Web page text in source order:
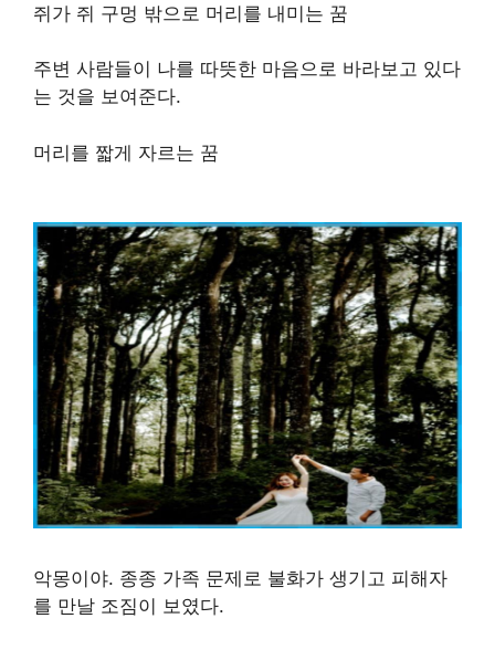
쥐가 쥐 구멍 밖으로 머리를 내미는 꿈
주변 사람들이 나를 따뜻한 마음으로 바라보고 있다
는 것을 보여준다.
머리를 짧게 자르는 꿈
악몽이야. 종종 가족 문제로 불화가 생기고 피해자
를 만날 조짐이 보였다.